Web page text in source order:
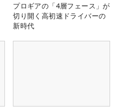
プロギアの「4層フェース」が
切り開く高初速ドライバーの
新時代